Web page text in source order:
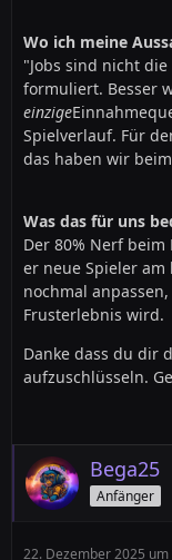
Wo ich meine
"Jobs sind nicht
formuliert. Besser
einzige
Spielverlauf. Für
das haben wir
Was das für uns
Der 80% Nerf
er neue Spieler
nochmal
Frusterlebnis wird.
Danke dass du dir
aufzuschlüsseln.
Bega25
Anfänger
22. Dezember 2025 um